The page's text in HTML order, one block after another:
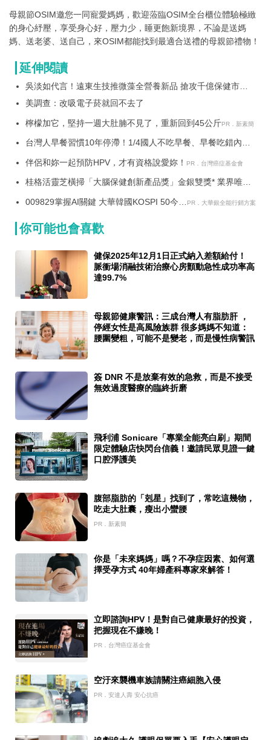
母親節OSIM邀您一同寵愛媽媽，歡迎蒞臨OSIM全台櫃位體驗極緻
的身心紓壓，享受身心好，壓力少，睡更飽新境界，不論是送媽
媽、送老婆、送自己，來OSIM都能找到最適合送禮的母親節禮物！
延伸閱讀
吳淡如代言！遠東生技推微藻全營養新品 搶攻千億保健市
場！
美調查：改吸電子菸就回不去了
檸檬加它，堅持一週大肚腩不見了，重新回到45公斤PR．新素簡
台灣人早餐習慣10年停滯！1/4國人不吃早餐、早餐吃錯內
伴侶和妳一起預防HPV，才有資格說愛妳！
PR．台灣癌症基金會
桂格活靈芝橫掃「大腦保健創新產品獎」金銀雙獎* 業界唯一
疫調節
009829掌握AI關鍵 大華韓國KOSPI 50今強
PR．大華銀全能行銷方案
你可能也會喜歡
健保2025年12月1日正式納入差額給付！
脈衝場消融技術治療心房顫動急性成功率高
達99.7%
母親節健康警訊：三成台灣人有脂肪肝 ，
停經女性是高風險族群 很多媽媽不知道：
腰圍變粗，可能不是變老，而是慢性病警訊
簽 DNR 不是放棄有效的急救，而是不接受
無效過度醫療的臨終折磨
飛利浦 Sonicare「專業全能亮白刷」期間
限定體驗店快閃台信義！邀請民眾見證一鍵
口腔淨護美
腹部脂肪的「剋星」找到了，常吃這幾物，
吃走大肚囊，瘦出小蠻腰
PR．新素簡
你是「未來媽媽」嗎？不孕症因素、如何選
擇受孕方式 40年婦產科專家來解答！
立即諮詢HPV！是對自己健康最好的投資，
把握現在不嫌晚！
PR．台灣癌症基金會
空汙來襲機車族請關注癌細胞入侵
PR．安達人壽 安心抗癌